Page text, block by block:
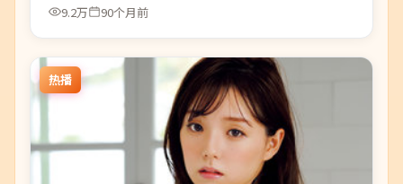
9.2万
90个月前
热播